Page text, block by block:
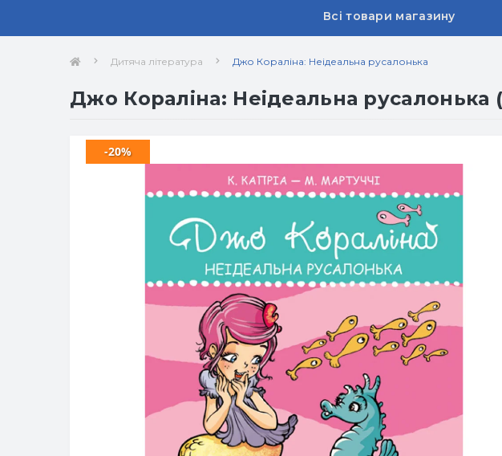
Всі товари магазину
Дитяча література Джо Кораліна: Неідеальна русалонька
Джо Кораліна: Неідеальна русалонька
-20%